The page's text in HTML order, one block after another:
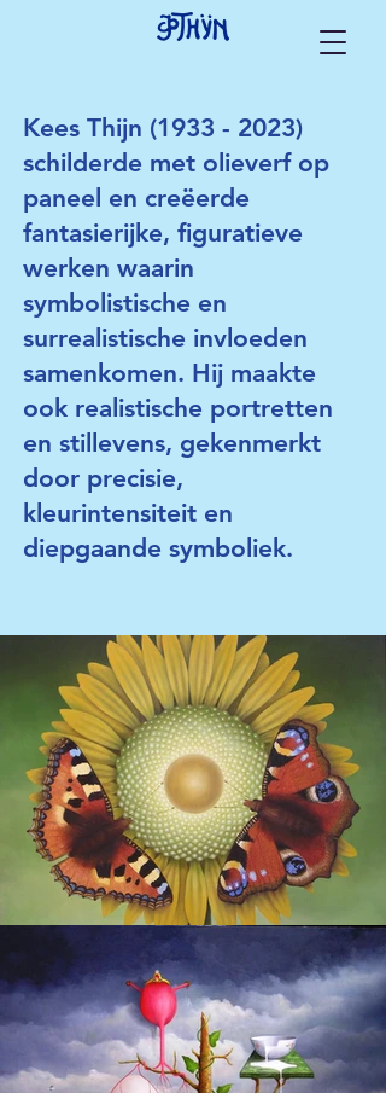
Kees Thijn (1933 - 2023)
schilderde met olieverf op
paneel en creëerde
fantasierijke, figuratieve
werken waarin
symbolistische en
surrealistische invloeden
samenkomen. Hij maakte
ook realistische portretten
en stillevens, gekenmerkt
door precisie,
kleurintensiteit en
diepgaande symboliek.